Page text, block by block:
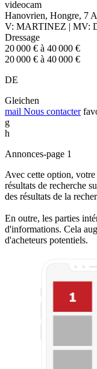
videocam
Hanovrien, Hongre, 7
V: MARTINEZ | MV:
Dressage
20 000 € à 40 000 €
20 000 € à 40 000 €
DE
Gleichen
mail Nous contacter
g
h
Annonces-page 1
Avec cette option,
résultats de recherche
des résultats de la
En outre, les parties
d'informations. Cela
d'acheteurs potentiels.